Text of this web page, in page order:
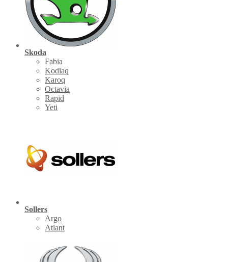
Skoda
Fabia
Kodiaq
Karoq
Octavia
Rapid
Yeti
Sollers
Argo
Atlant